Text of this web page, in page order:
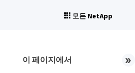
모든 NetApp
이 페이지에서